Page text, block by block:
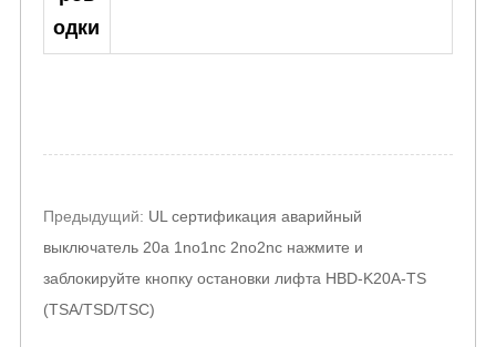
одки
Post
navigation
Предыдущий: UL сертификация аварийный
выключатель 20a 1no1nc 2no2nc нажмите и
заблокируйте кнопку остановки лифта HBD-K20A-TS
(TSA/TSD/TSC)